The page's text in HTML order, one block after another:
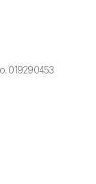
019290453